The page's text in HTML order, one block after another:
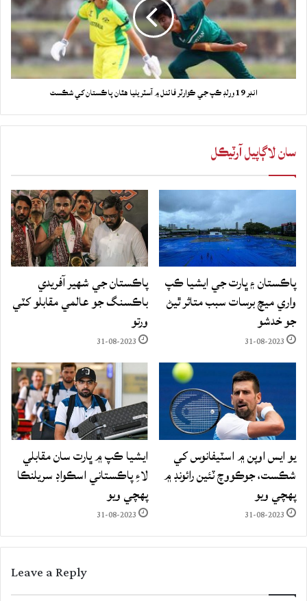
انڊر 19 ورلڊ ڪپ جي ڪوارٽر فائنل ۾ آسٽريليا هٿان پاڪستان کي شڪست
سان لاڳاپيل آرٽيڪل
پاڪستان ۽ ڀارت جي ايشيا ڪپ
واري ميچ برسات سبب متاثر ٿيڻ
جو خدشو
31-08-2023
پاڪستان جي شهير آفريدي
باڪسنگ جو عالمي مقابلو کٽي
ورتو
31-08-2023
يو ايس اوپن ۾ اسٽيفانوس کي
شڪست، جوڪووچ ٽئين رائونڊ ۾
پهچي ويو
31-08-2023
ايشيا ڪپ ۾ ڀارت سان مقابلي
لاءِ پاڪستاني اسڪواڊ سريلنڪا
پهچي ويو
31-08-2023
Leave a Reply